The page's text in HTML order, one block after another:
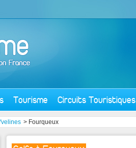
Tourisme Circuits Touristiques
> Fourqueux